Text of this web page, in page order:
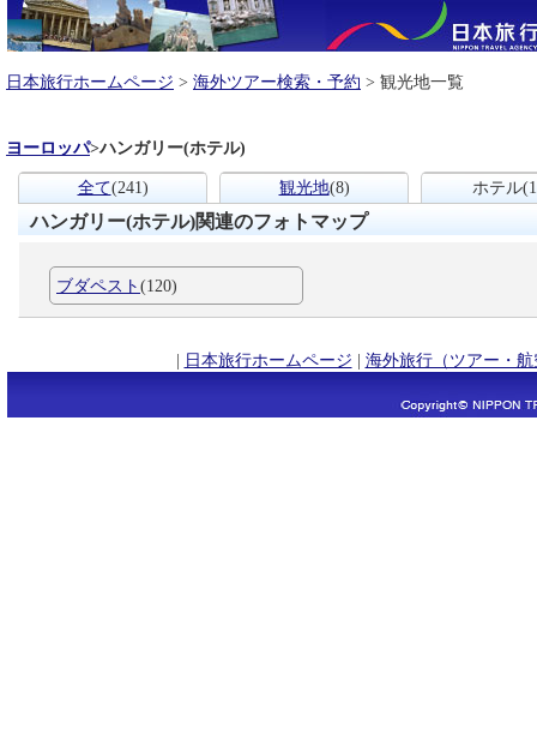
日本旅行ホームページ > 海外ツアー検索・予約 > 観光地一覧
ヨーロッパ>ハンガリー(ホテル)
全て(241) 観光地(8) ホテル
ハンガリー(ホテル)関連のフォトマップ
ブダペスト(120)
| 日本旅行ホームページ | 海外旅行（ツアー・航